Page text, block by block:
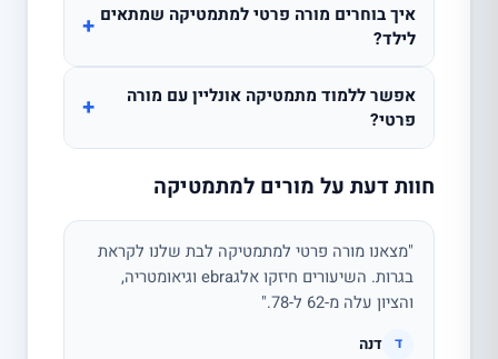
איך בוחרים מורה פרטי למתמטיקה שמתאים
לילד?
+
אפשר ללמוד מתמטיקה אונליין עם מורה
פרטי?
+
חוות דעת על מורים למתמטיקה
"מצאנו מורה פרטי למתמטיקה לבת שלנו לקראת
בגרות. השיעורים חיזקו אלגebra וגיאומטריה,
והציון עלה מ-62 ל-78."
ד דנה